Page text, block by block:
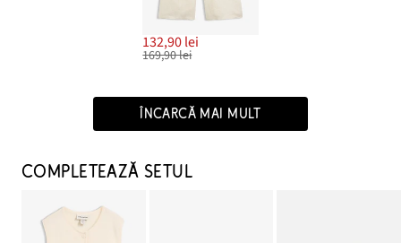
132,90 lei
169,90 lei
ÎNCARCĂ MAI MULT
COMPLETEAZĂ SETUL